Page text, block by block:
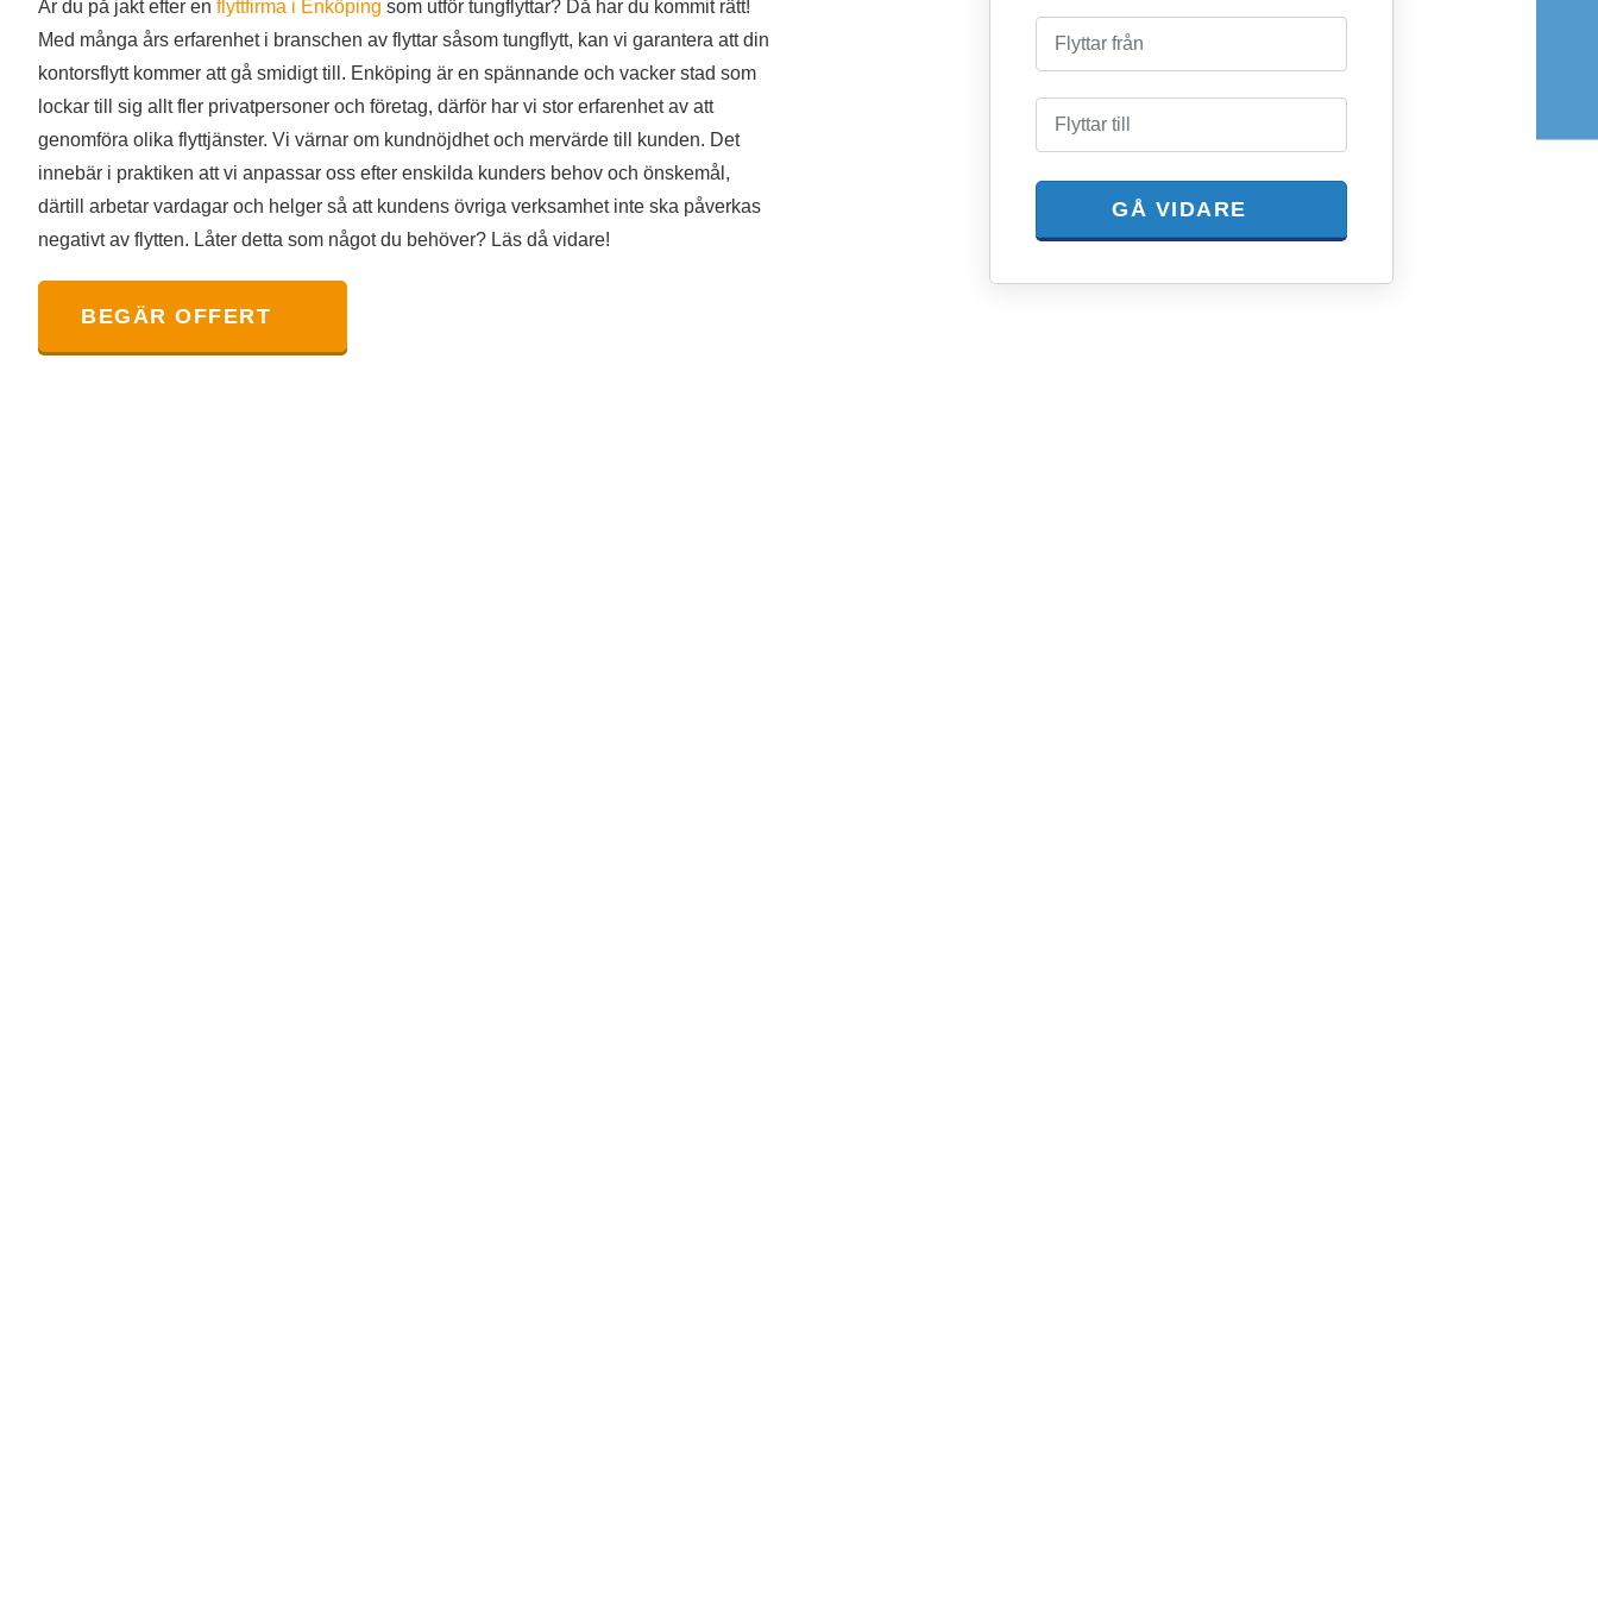
Är du på jakt efter en flyttfirma i Enköping som utför tungflyttar? Då har du kommit rätt!
Med många års erfarenhet i branschen av flyttar såsom tungflytt, kan vi garantera att din
kontorsflytt kommer att gå smidigt till. Enköping är en spännande och vacker stad som
lockar till sig allt fler privatpersoner och företag, därför har vi stor erfarenhet av att
genomföra olika flyttjänster. Vi värnar om kundnöjdhet och mervärde till kunden. Det
innebär i praktiken att vi anpassar oss efter enskilda kunders behov och önskemål,
därtill arbetar vardagar och helger så att kundens övriga verksamhet inte ska påverkas
negativt av flytten. Låter detta som något du behöver? Läs då vidare!
BEGÄR OFFERT
GÅ VIDARE